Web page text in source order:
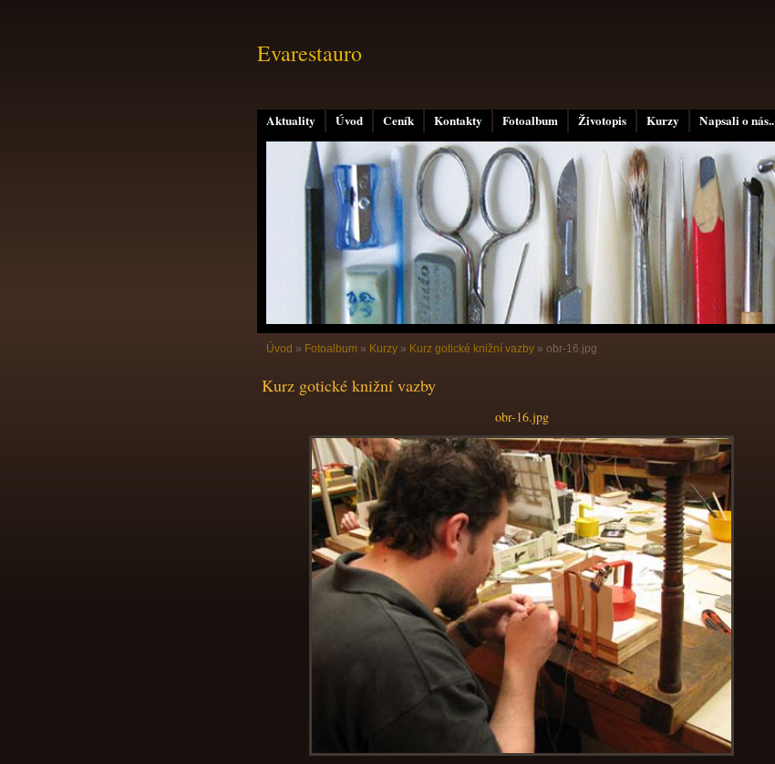
Aktuality Úvod Ceník Kontakty Fotoalbum Životopis Kurzy Napsali o nás..
Evarestauro
Úvod » Fotoalbum » Kurzy » Kurz gotické knižní vazby » obr-16.jpg
Kurz gotické knižní vazby
obr-16.jpg